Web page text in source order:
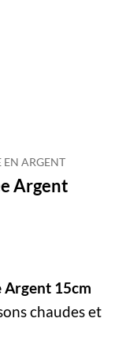
EN ARGENT
Argent
Argent 15cm
chaudes et